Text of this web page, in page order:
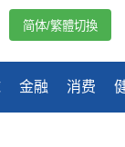
金融 消费
简体/繁體切換